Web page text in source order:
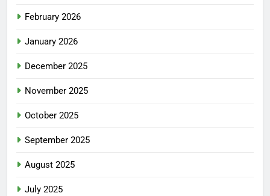
February 2026
January 2026
December 2025
November 2025
October 2025
September 2025
August 2025
July 2025